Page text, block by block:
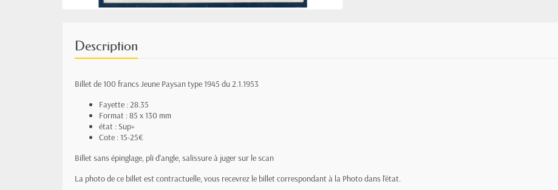
Description
Billet de 100 francs Jeune Paysan type 1945 du 2.1.1953
Fayette : 28.35
Format : 85 x 130 mm
état : Sup+
Cote : 15-25€
Billet sans épinglage, pli d'angle, salissure à juger sur le scan
La photo de ce billet est contractuelle, vous recevrez le billet correspondant à la Photo dans l'état.